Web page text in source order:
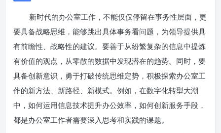
新时代的办公室工作，不能仅仅停留在事务性层面，更
要具备战略思维，能够跳出具体事务看问题，为领导提供具
有前瞻性、战略性的建议。要善于从纷繁复杂的信息中提炼
有价值的观点，从零散的数据中发现潜在的趋势。同时，要
具备创新意识，勇于打破传统思维定势，积极探索办公室工
作的新方法、新路径、新模式。例如，在数字化转型大潮
中，如何运用信息技术提升办公效率，如何创新服务手段，
都是办公室工作者需要深入思考和实践的课题。